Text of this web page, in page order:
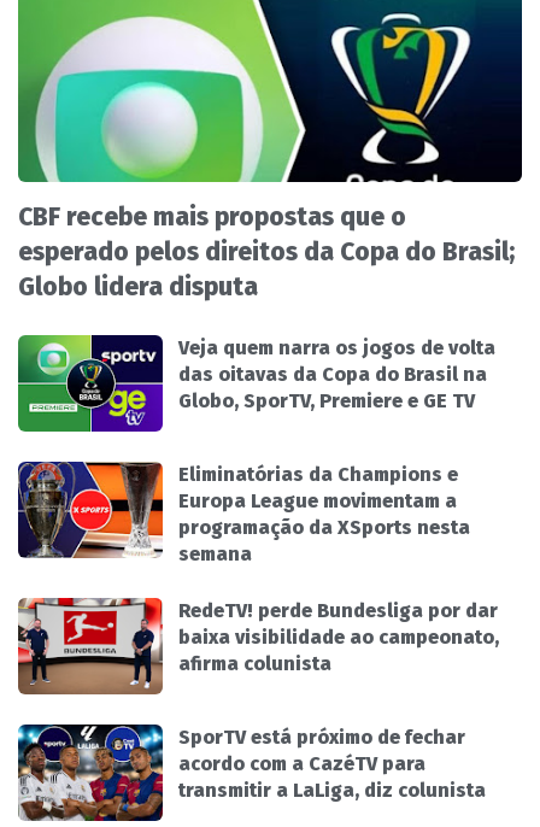
CBF recebe mais propostas que o
esperado pelos direitos da Copa do Brasil;
Globo lidera disputa
Veja quem narra os jogos de volta
das oitavas da Copa do Brasil na
Globo, SporTV, Premiere e GE TV
Eliminatórias da Champions e
Europa League movimentam a
programação da XSports nesta
semana
RedeTV! perde Bundesliga por dar
baixa visibilidade ao campeonato,
afirma colunista
SporTV está próximo de fechar
acordo com a CazéTV para
transmitir a LaLiga, diz colunista